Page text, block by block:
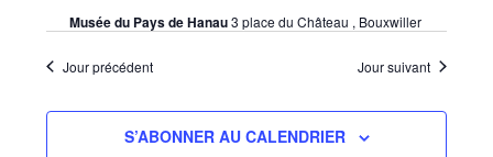
Musée du Pays de Hanau3 place du Château , Bouxwiller
Jour précédent Jour suivant
S’ABONNER AU CALENDRIER